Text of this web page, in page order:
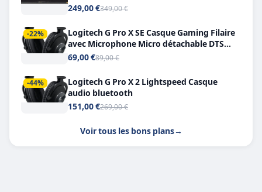
249,00 €349,00 €
-22%
Logitech G Pro X SE Casque Gaming Filaire
avec Microphone Micro détachable DTS
Headphone X 7.1
69,00 €89,00 €
-44%
Logitech G Pro X 2 Lightspeed Casque
audio bluetooth
151,00 €269,00 €
Voir tous les bons plans→